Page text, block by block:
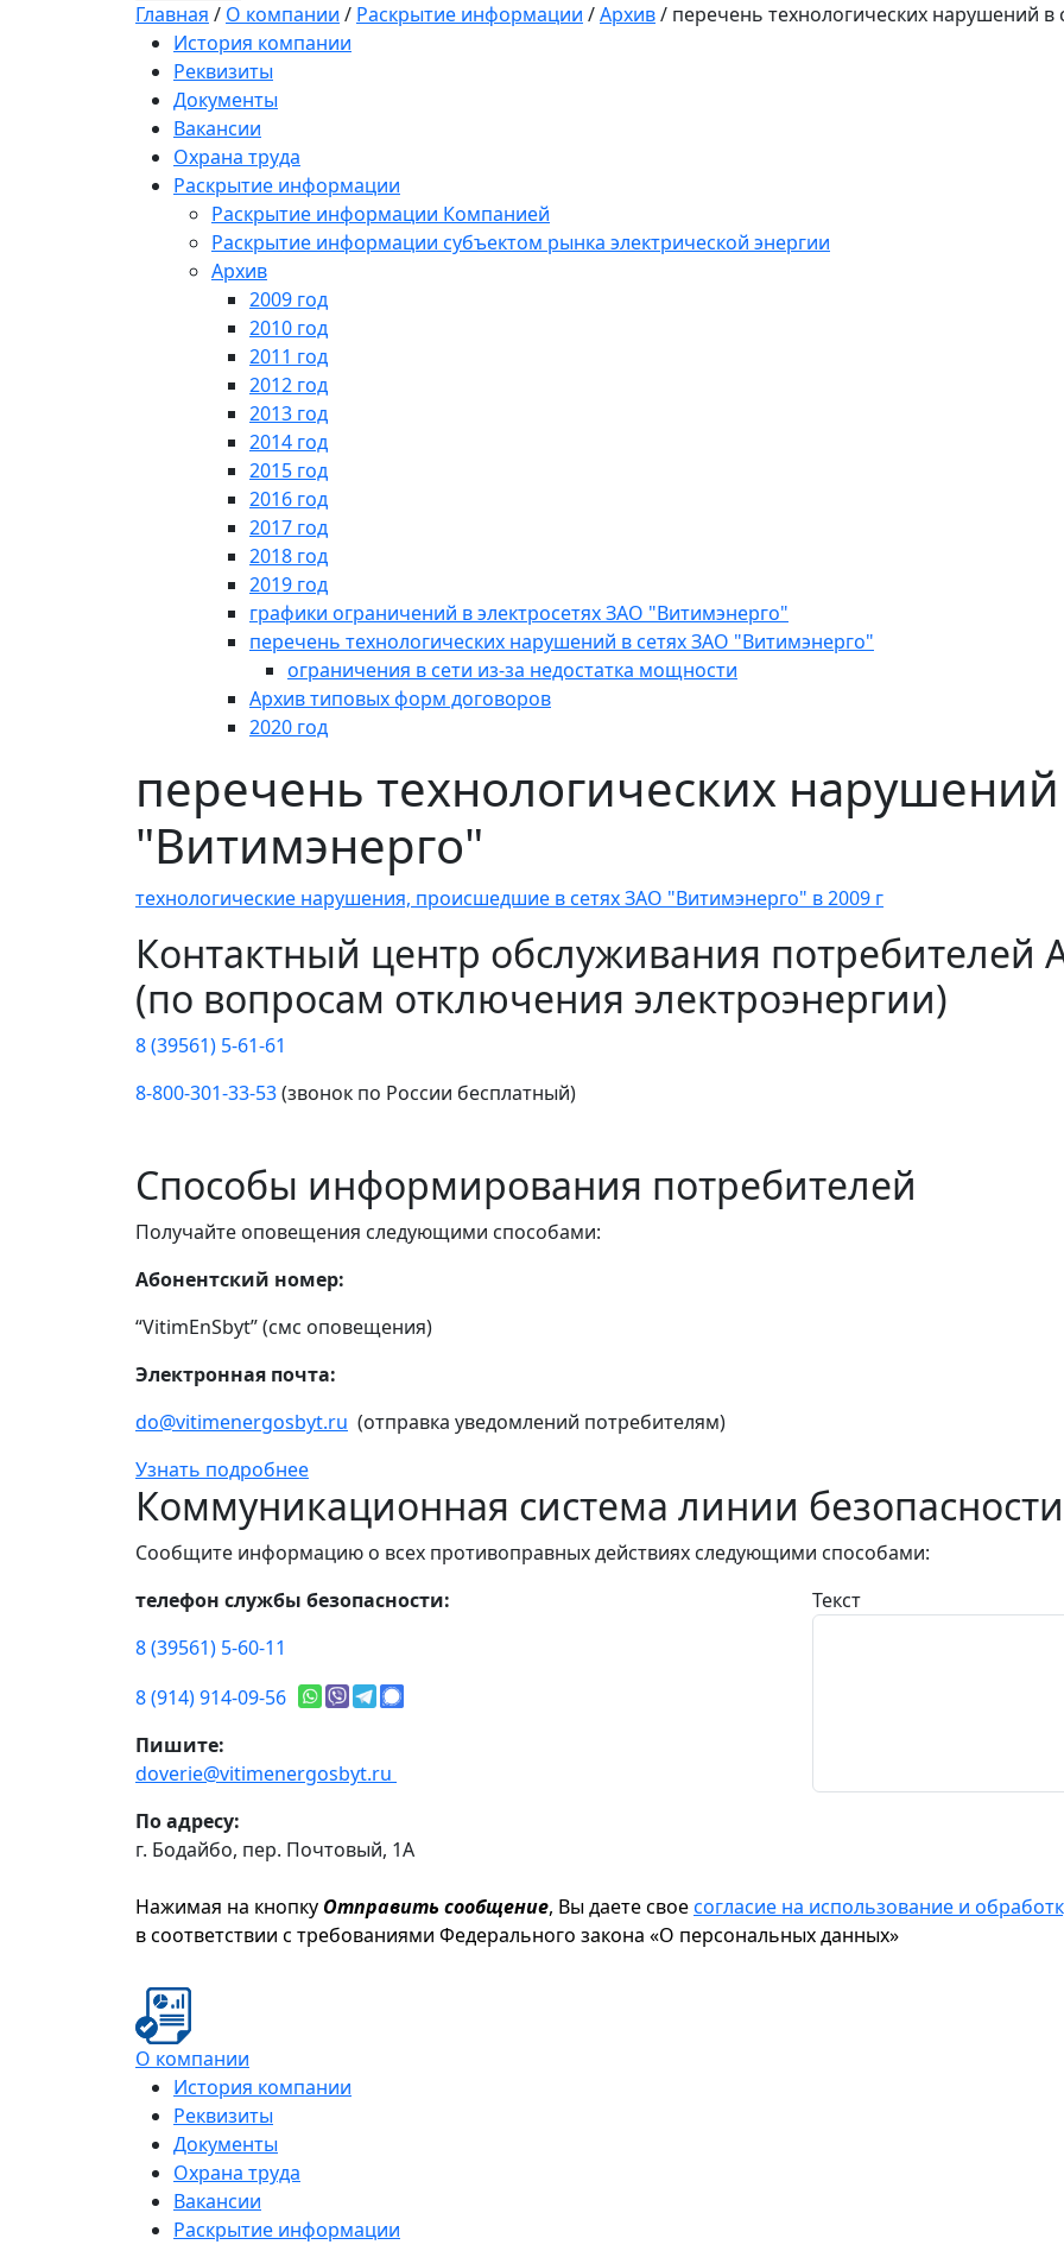
Главная / О компании / Раскрытие информации /Архив/ перечень технологических нарушений
История компании
Реквизиты
Документы
Вакансии
Охрана труда
Раскрытие информации
Раскрытие информации Компанией
Раскрытие информации субъектом рынка электрической энергии
Архив
2009 год
2010 год
2011 год
2012 год
2013 год
2014 год
2015 год
2016 год
2017 год
2018 год
2019 год
графики ограничений в электросетях ЗАО "Витимэнерго"
перечень технологических нарушений в сетях ЗАО "Витимэнерго"
ограничения в сети из-за недостатка мощности
Архив типовых форм договоров
2020 год
перечень технологических
"Витимэнерго"
технологические нарушения, происшедшие в сетях ЗАО "Витимэнерго" в 2009 г
Контактный центр обслуживания потребителей
(по вопросам отключения электроэнергии)
8 (39561) 5-61-61
8-800-301-33-53(звонок по России бесплатный)
Способы информирования потребителей
Получайте оповещения следующими способами:
Абонентский номер:
“VitimEnSbyt” (смс оповещения)
Электронная почта:
do@vitimenergosbyt.ru (отправка уведомлений потребителям)
Узнать подробнее
Коммуникационная система линии безопасности
Сообщите информацию о всех противоправных действиях следующими способами:
телефон службы безопасности:
8 (39561) 5-60-11
8 (914) 914-09-56
Пишите:
doverie@vitimenergosbyt.ru
По адресу:
г. Бодайбо, пер. Почтовый, 1А
Текст
Нажимая на кнопку Отправить сообщение, Вы даете своесогласие на использование и
в соответствии с требованиями Федерального закона «О персональных данных»
О компании
История компании
Реквизиты
Документы
Охрана труда
Вакансии
Раскрытие информации